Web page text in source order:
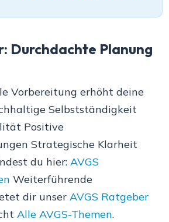
Durchdachte Planung
Vorbereitung erhöht deine
Selbstständigkeit
Positive
Strategische Klarheit
du hier: AVGS
Weiterführende
dir unser AVGS Ratgeber
Alle AVGS-Themen.